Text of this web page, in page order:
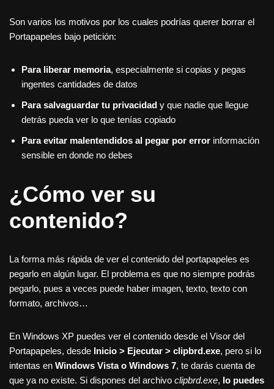
Son varios los motivos por los cuales podrías querer borrar el
Portapapeles bajo petición:
Para liberar memoria, especialmente si copias y pegas
ingentes cantidades de datos
Para salvaguardar tu privacidad y que nadie que llegue
detrás pueda ver lo que tenías copiado
Para evitar malentendidos al pegar por error información
sensible en donde no debes
¿Cómo ver su
contenido?
La forma más rápida de ver el contenido del portapapeles es
pegarlo en algún lugar. El problema es que no siempre podrás
pegarlo, pues a veces puede haber imagen, texto, texto con
formato, archivos…
En Windows XP puedes ver el contenido desde el Visor del
Portapapeles, desde Inicio > Ejecutar > clipbrd.exe, pero si lo
intentas en Windows Vista o Windows 7, te darás cuenta de
que ya no existe. Si dispones del archivo clipbrd.exe, lo puedes